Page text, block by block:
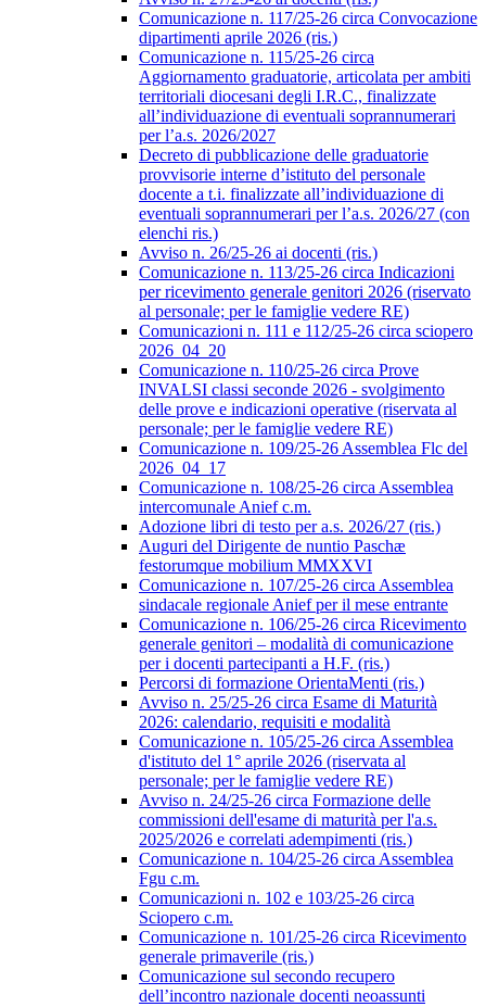
Comunicazione n. 117/25-26 circa Convocazione
dipartimenti aprile 2026 (ris.)
Comunicazione n. 115/25-26 circa
Aggiornamento graduatorie, articolata per ambiti
territoriali diocesani degli I.R.C., finalizzate
all’individuazione di eventuali soprannumerari
per l’a.s. 2026/2027
Decreto di pubblicazione delle graduatorie
provvisorie interne d’istituto del personale
docente a t.i. finalizzate all’individuazione di
eventuali soprannumerari per l’a.s. 2026/27 (con
elenchi ris.)
Avviso n. 26/25-26 ai docenti (ris.)
Comunicazione n. 113/25-26 circa Indicazioni
per ricevimento generale genitori 2026 (riservato
al personale; per le famiglie vedere RE)
Comunicazioni n. 111 e 112/25-26 circa sciopero
2026_04_20
Comunicazione n. 110/25-26 circa Prove
INVALSI classi seconde 2026 - svolgimento
delle prove e indicazioni operative (riservata al
personale; per le famiglie vedere RE)
Comunicazione n. 109/25-26 Assemblea Flc del
2026_04_17
Comunicazione n. 108/25-26 circa Assemblea
intercomunale Anief c.m.
Adozione libri di testo per a.s. 2026/27 (ris.)
Auguri del Dirigente de nuntio Paschæ
festorumque mobilium MMXXVI
Comunicazione n. 107/25-26 circa Assemblea
sindacale regionale Anief per il mese entrante
Comunicazione n. 106/25-26 circa Ricevimento
generale genitori – modalità di comunicazione
per i docenti partecipanti a H.F. (ris.)
Percorsi di formazione OrientaMenti (ris.)
Avviso n. 25/25-26 circa Esame di Maturità
2026: calendario, requisiti e modalità
Comunicazione n. 105/25-26 circa Assemblea
d'istituto del 1° aprile 2026 (riservata al
personale; per le famiglie vedere RE)
Avviso n. 24/25-26 circa Formazione delle
commissioni dell'esame di maturità per l'a.s.
2025/2026 e correlati adempimenti (ris.)
Comunicazione n. 104/25-26 circa Assemblea
Fgu c.m.
Comunicazioni n. 102 e 103/25-26 circa
Sciopero c.m.
Comunicazione n. 101/25-26 circa Ricevimento
generale primaverile (ris.)
Comunicazione sul secondo recupero
dell’incontro nazionale docenti neoassunti